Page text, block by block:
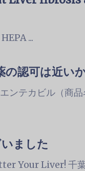
...
認可は近い
ンテカビル（商
ました
Your Liver! 千葉